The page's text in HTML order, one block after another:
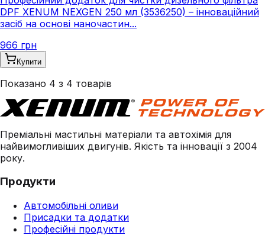
DPF XENUM NEXGEN 250 мл (3536250) – інноваційний
засіб на основі наночастин...
966 грн
Купити
Показано 4 з 4 товарів
Преміальні мастильні матеріали та автохімія для
найвимогливіших двигунів. Якість та інновації з 2004
року.
Продукти
Автомобільні оливи
Присадки та додатки
Професійні продукти